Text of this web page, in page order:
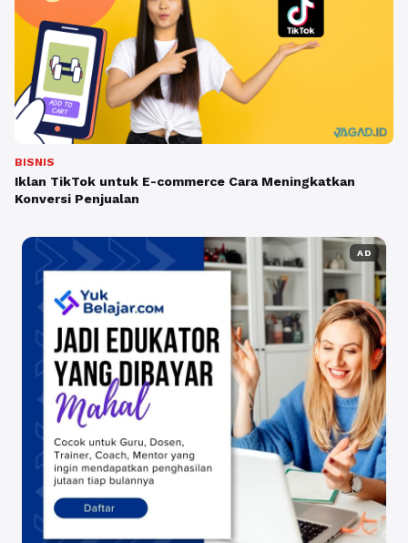
BISNIS
Iklan TikTok untuk E-commerce Cara Meningkatkan
Konversi Penjualan
AD